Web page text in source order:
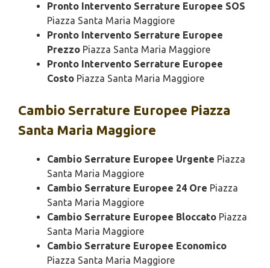
Pronto Intervento Serrature Europee SOS
Piazza Santa Maria Maggiore
Pronto Intervento Serrature Europee
Prezzo Piazza Santa Maria Maggiore
Pronto Intervento Serrature Europee
Costo Piazza Santa Maria Maggiore
Cambio Serrature Europee Piazza
Santa Maria Maggiore
Cambio Serrature Europee Urgente Piazza
Santa Maria Maggiore
Cambio Serrature Europee 24 Ore Piazza
Santa Maria Maggiore
Cambio Serrature Europee Bloccato Piazza
Santa Maria Maggiore
Cambio Serrature Europee Economico
Piazza Santa Maria Maggiore